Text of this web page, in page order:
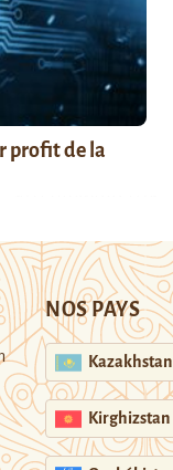
profit de la
NOS PAYS
Kazakhstan
Kirghizstan